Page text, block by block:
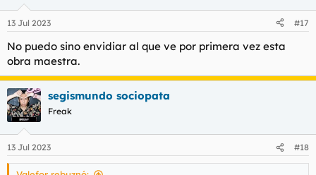
e
:
13 Jul 2023 #17
No puedo sino envidiar al que ve por primera vez esta
obra maestra.
segismundo sociopata
Freak
13 Jul 2023 #18